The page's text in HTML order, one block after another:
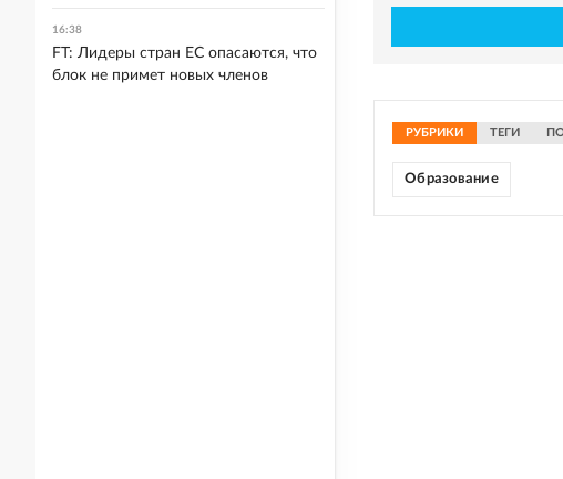
РУБРИКИ ТЕГИ
Образование
16:38
FT: Лидеры стран ЕС опасаются, что
блок не примет новых членов